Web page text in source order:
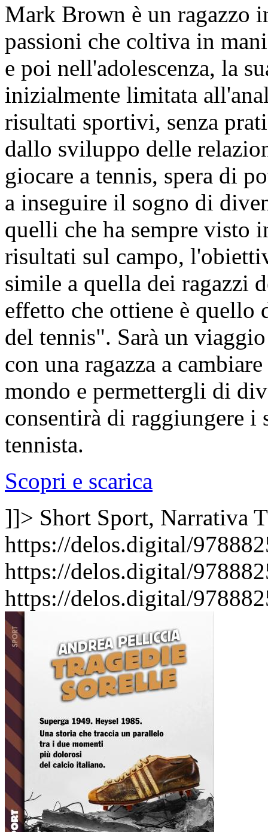
Mark Brown è un ragazzo
passioni che coltiva in
e poi nell'adolescenza, la
inizialmente limitata
risultati sportivi, senza
dallo sviluppo delle
giocare a tennis, spera di
a inseguire il sogno di
quelli che ha sempre visto
risultati sul campo,
simile a quella dei ragazzi
effetto che ottiene è
del tennis". Sarà un
con una ragazza a
mondo e permettergli di
consentirà di raggiungere
tennista.
Scopri e scarica
]]> Short Sport, Narrativa
https://delos.digital/
https://delos.digital/
https://delos.digital/